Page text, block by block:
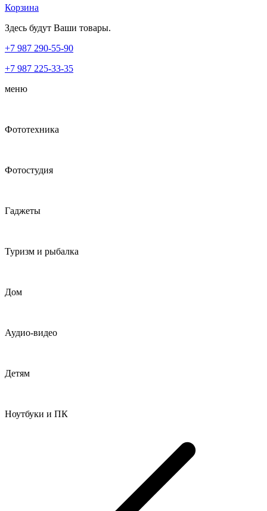
Корзина
Здесь будут Ваши товары.
+7 987 290-55-90
+7 987 225-33-35
меню
Фототехника
Фотостудия
Гаджеты
Туризм и рыбалка
Дом
Аудио-видео
Детям
Ноутбуки и ПК